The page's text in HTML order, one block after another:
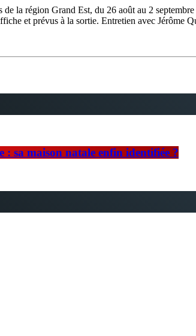
la région Grand Est, du 26 août au 2
et prévus à la sortie. Entretien avec
: sa maison natale enfin identifiée ?